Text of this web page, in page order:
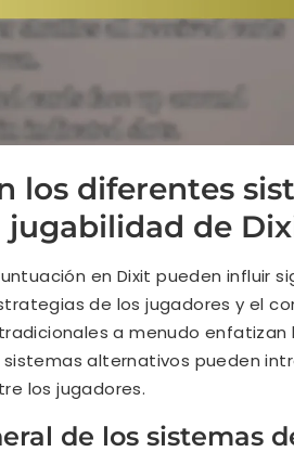
los diferentes
de
en Dixit pueden influir
de los jugadores y el
a menudo enfatizan
sistemas alternativos pueden
los jugadores.
de los sistemas